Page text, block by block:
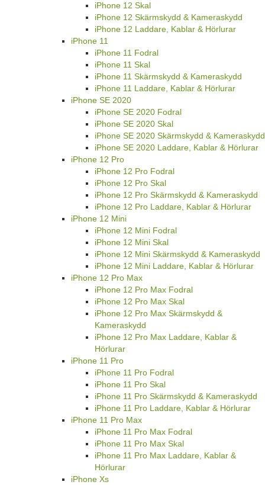
iPhone 12 Skal
iPhone 12 Skärmskydd & Kameraskydd
iPhone 12 Laddare, Kablar & Hörlurar
iPhone 11
iPhone 11 Fodral
iPhone 11 Skal
iPhone 11 Skärmskydd & Kameraskydd
iPhone 11 Laddare, Kablar & Hörlurar
iPhone SE 2020
iPhone SE 2020 Fodral
iPhone SE 2020 Skal
iPhone SE 2020 Skärmskydd & Kameraskydd
iPhone SE 2020 Laddare, Kablar & Hörlurar
iPhone 12 Pro
iPhone 12 Pro Fodral
iPhone 12 Pro Skal
iPhone 12 Pro Skärmskydd & Kameraskydd
iPhone 12 Pro Laddare, Kablar & Hörlurar
iPhone 12 Mini
iPhone 12 Mini Fodral
iPhone 12 Mini Skal
iPhone 12 Mini Skärmskydd & Kameraskydd
iPhone 12 Mini Laddare, Kablar & Hörlurar
iPhone 12 Pro Max
iPhone 12 Pro Max Fodral
iPhone 12 Pro Max Skal
iPhone 12 Pro Max Skärmskydd &
Kameraskydd
iPhone 12 Pro Max Laddare, Kablar &
Hörlurar
iPhone 11 Pro
iPhone 11 Pro Fodral
iPhone 11 Pro Skal
iPhone 11 Pro Skärmskydd & Kameraskydd
iPhone 11 Pro Laddare, Kablar & Hörlurar
iPhone 11 Pro Max
iPhone 11 Pro Max Fodral
iPhone 11 Pro Max Skal
iPhone 11 Pro Max Laddare, Kablar &
Hörlurar
iPhone Xs